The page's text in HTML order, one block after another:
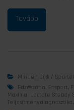
Minden Cikk /
Edzészóna, Ensport ,
Maximal Lactate Steady
Teljesítménydiagnosztika,